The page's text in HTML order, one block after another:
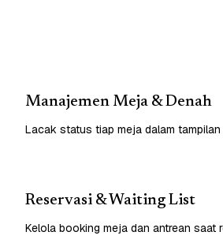
Manajemen Meja & Denah
Lacak status tiap meja dalam tampilan
Reservasi & Waiting List
Kelola booking meja dan antrean saat